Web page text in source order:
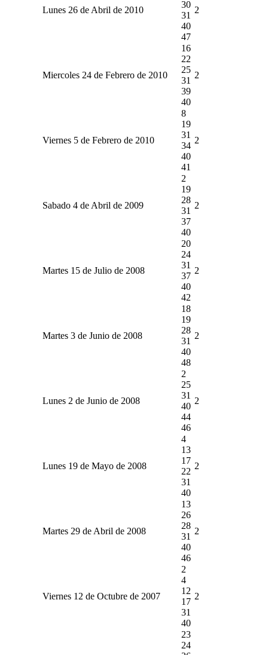
Lunes 26 de Abril de 2010
30
31
40
47
2
Miercoles 24 de Febrero de 2010
16
22
25
31
39
40
2
Viernes 5 de Febrero de 2010
8
19
31
34
40
41
2
Sabado 4 de Abril de 2009
2
19
28
31
37
40
2
Martes 15 de Julio de 2008
20
24
31
37
40
42
2
Martes 3 de Junio de 2008
18
19
28
31
40
48
2
Lunes 2 de Junio de 2008
2
25
31
40
44
46
2
Lunes 19 de Mayo de 2008
4
13
17
22
31
40
2
Martes 29 de Abril de 2008
13
26
28
31
40
46
2
Viernes 12 de Octubre de 2007
2
4
12
17
31
40
2
23
24